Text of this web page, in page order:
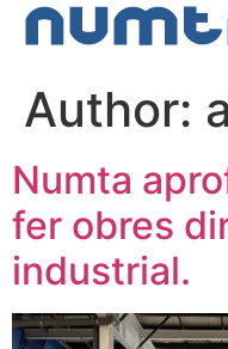
Author:
Numta
fer obres
industrial.